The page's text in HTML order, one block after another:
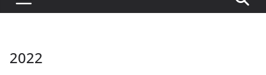
2022